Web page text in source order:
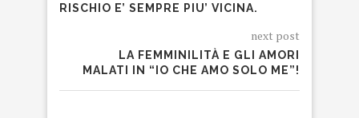
RISCHIO E’ SEMPRE PIU’ VICINA.
next post
LA FEMMINILITÀ E GLI AMORI
MALATI IN “IO CHE AMO SOLO ME”!